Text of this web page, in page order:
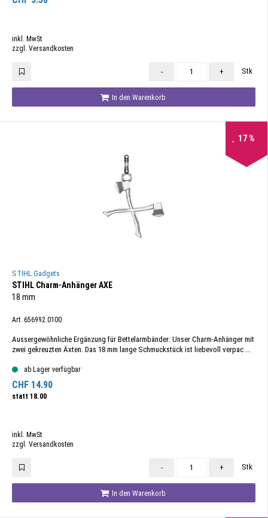
inkl. MwSt
zzgl. Versandkosten
- + Stk
In den Warenkorb
17%
STIHL Gadgets
STIHL Charm-Anhänger AXE
18 mm
Art. 656992.0100
Aussergewöhnliche Ergänzung für Bettelarmbänder: Unser Charm-Anhänger mit
zwei gekreuzten Äxten. Das 18 mm lange Schmuckstück ist liebevoll verpac ...
ab Lager verfügbar
CHF 14.90
statt 18.00
inkl. MwSt
zzgl. Versandkosten
- + Stk
In den Warenkorb